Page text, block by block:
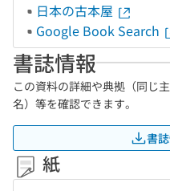
日本の古本屋
Google Book Search
書誌情報
この資料の詳細や典拠（同じ
名）等を確認できます。
書
紙